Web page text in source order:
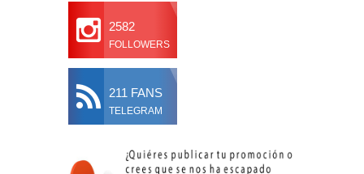
2582
FOLLOWERS
211 FANS
TELEGRAM